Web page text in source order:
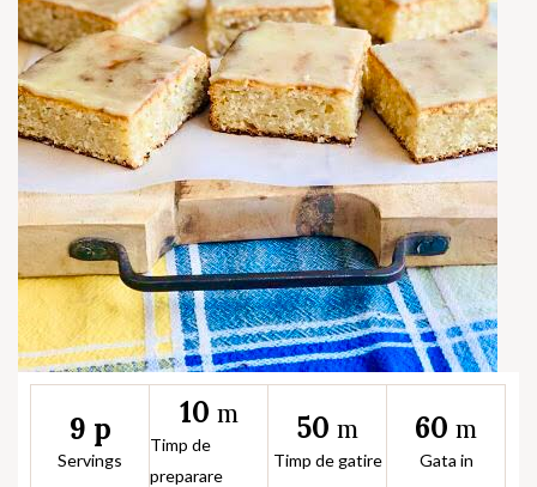
9 p
Servings
10 m
Timp de
preparare
50 m
Timp de gatire
60 m
Gata in